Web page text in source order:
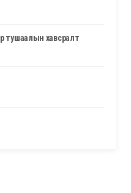
тушаалын хавсралт